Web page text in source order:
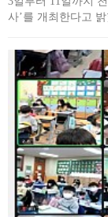
사’를 개최한다고